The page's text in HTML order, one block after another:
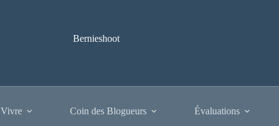
Bernieshoot
Coin des Blogueurs Évaluations